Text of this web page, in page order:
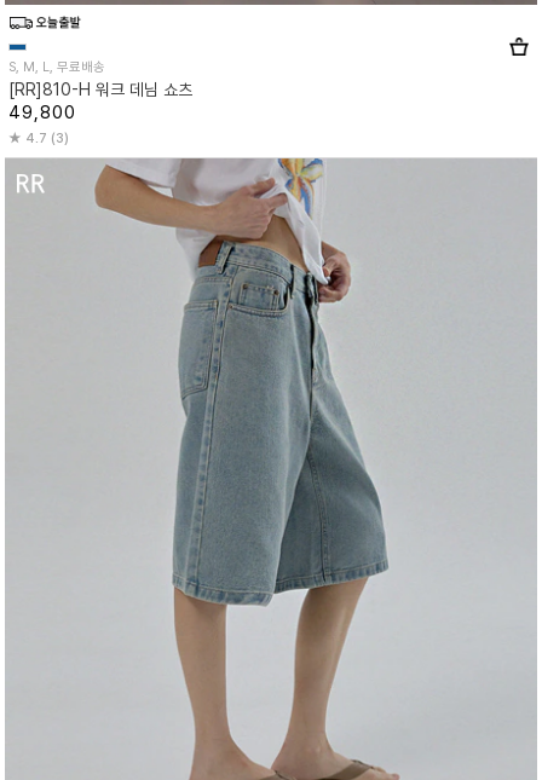
S, M, L, 무료배송
[RR]810-H 워크 데님 쇼츠
49,800
4.7 (3)